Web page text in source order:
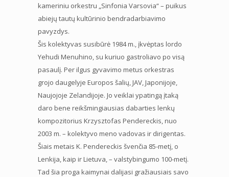
kameriniu orkestru „Sinfonia Varsovia“ – puikus
abiejų tautų kultūrinio bendradarbiavimo
pavyzdys.
Šis kolektyvas susibūrė 1984 m., įkvėptas lordo
Yehudi Menuhino, su kuriuo gastroliavo po visą
pasaulį. Per ilgus gyvavimo metus orkestras
grojo daugelyje Europos šalių, JAV, Japonijoje,
Naujojoje Zelandijoje. Jo veiklai ypatingą įtaką
daro bene reikšmingiausias dabarties lenkų
kompozitorius Krzysztofas Pendereckis, nuo
2003 m. – kolektyvo meno vadovas ir dirigentas.
Šiais metais K. Pendereckis švenčia 85-metį, o
Lenkija, kaip ir Lietuva, – valstybingumo 100-metį.
Tad šia proga kaimynai dalijasi gražiausiais savo